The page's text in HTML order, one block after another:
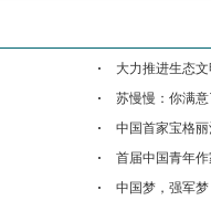
大力推进生态
苏慢慢：你满
中国首家宝格
首届中国青年
中国梦，强军